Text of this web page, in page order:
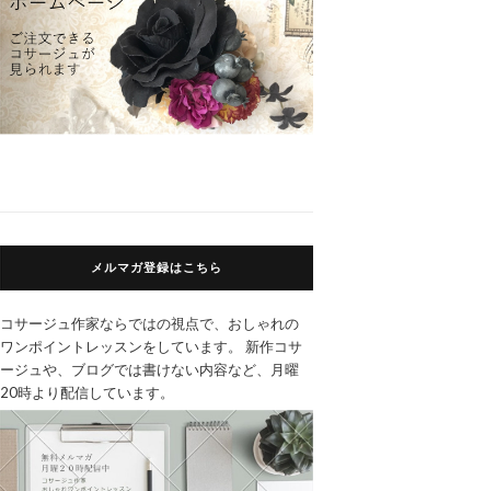
メルマガ登録はこちら
コサージュ作家ならではの視点で、おしゃれの
ワンポイントレッスンをしています。 新作コサ
ージュや、ブログでは書けない内容など、月曜
20時より配信しています。